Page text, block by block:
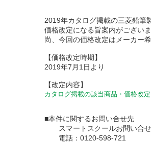
2019年カタログ掲載の三菱鉛筆
価格改定になる旨案内がございま
尚、今回の価格改定はメーカー
【価格改定時期】
2019年7月1日より
【改定内容】
カタログ掲載の該当商品・価格改
■本件に関するお問い合せ先
スマートスクールお問い合せ
電話：0120-598-721